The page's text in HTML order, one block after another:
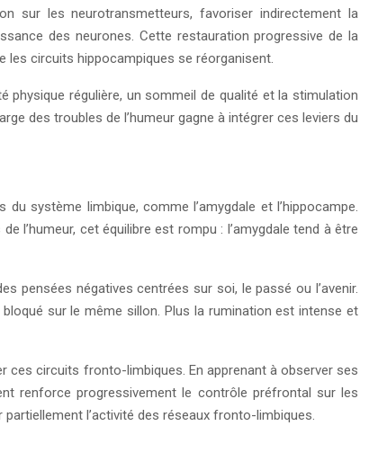
sur les neurotransmetteurs, favoriser indirectement la
des neurones. Cette restauration progressive de la
les circuits hippocampiques se réorganisent.
physique régulière, un sommeil de qualité et la stimulation
des troubles de l’humeur gagne à intégrer ces leviers du
système limbique, comme l’amygdale et l’hippocampe.
l’humeur, cet équilibre est rompu : l’amygdale tend à être
pensées négatives centrées sur soi, le passé ou l’avenir.
sur le même sillon. Plus la rumination est intense et
circuits fronto-limbiques. En apprenant à observer ses
renforce progressivement le contrôle préfrontal sur les
l’activité des réseaux fronto-limbiques.